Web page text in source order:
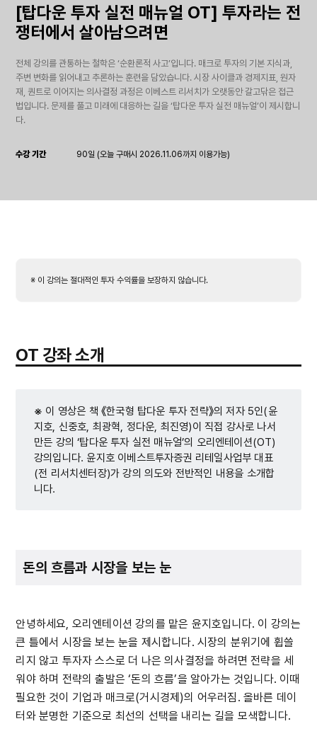
[탑다운 투자 실전 매뉴얼 OT] 투자라는 전
쟁터에서 살아남으려면
전체 강의를 관통하는 철학은 ‘순환론적 사고’입니다. 매크로 투자의 기본 지식과,
주변 변화를 읽어내고 추론하는 훈련을 담았습니다. 시장 사이클과 경제지표, 원자
재, 퀀트로 이어지는 의사결정 과정은 이베스트 리서치가 오랫동안 갈고닦은 접근
법입니다. 문제를 풀고 미래에 대응하는 길을 ‘탑다운 투자 실전 매뉴얼’이 제시합니
다.
수강 기간 90일 (오늘 구매시 2026.11.06까지 이용가능)
※ 이 강의는 절대적인 투자 수익률을 보장하지 않습니다.
OT 강좌 소개
※ 이 영상은 책 《한국형 탑다운 투자 전략》의 저자 5인(윤
지호, 신중호, 최광혁, 정다운, 최진영)이 직접 강사로 나서
만든 강의 ‘탑다운 투자 실전 매뉴얼’의 오리엔테이션(OT)
강의입니다. 윤지호 이베스트투자증권 리테일사업부 대표
(전 리서치센터장)가 강의 의도와 전반적인 내용을 소개합
니다.
돈의 흐름과 시장을 보는 눈
안녕하세요, 오리엔테이션 강의를 맡은 윤지호입니다. 이 강의는
큰 틀에서 시장을 보는 눈을 제시합니다. 시장의 분위기에 휩쓸
리지 않고 투자자 스스로 더 나은 의사결정을 하려면 전략을 세
워야 하며 전략의 출발은 ‘돈의 흐름’을 알아가는 것입니다. 이때
필요한 것이 기업과 매크로(거시경제)의 어우러짐. 올바른 데이
터와 분명한 기준으로 최선의 선택을 내리는 길을 모색합니다.